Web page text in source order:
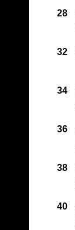
28
32
34
36
38
40